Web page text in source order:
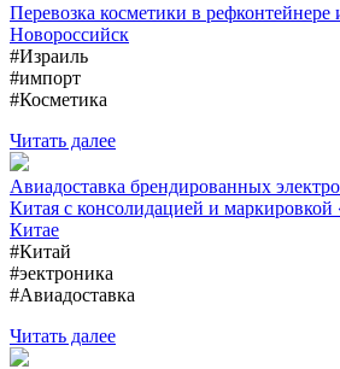
Перевозка косметики в рефконтейнере
Новороссийск
#Израиль
#импорт
#Косметика
Читать далее
Авиадоставка брендированных
Китая с консолидацией и маркировкой
Китае
#Китай
#эектроника
#Авиадоставка
Читать далее